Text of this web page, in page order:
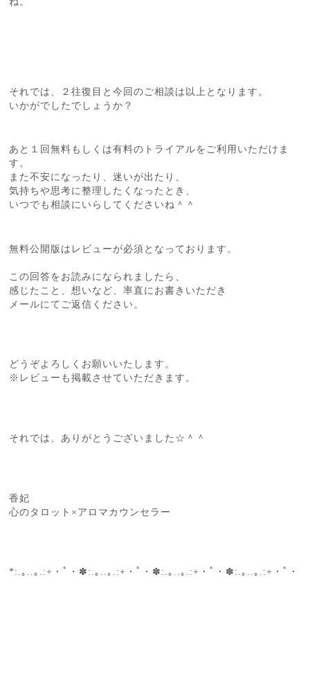
それでは、２往復目と今回のご相談は以上となります。
いかがでしたでしょうか？
あと１回無料もしくは有料のトライアルをご利用いただけま
す。
また不安になったり、迷いが出たり、
気持ちや思考に整理したくなったとき、
いつでも相談にいらしてくださいね＾＾
無料公開版はレビューが必須となっております。
この回答をお読みになられましたら、
感じたこと、想いなど、率直にお書きいただき
メールにてご返信ください。
どうぞよろしくお願いいたします。
※レビューも掲載させていただきます。
それでは、ありがとうございました☆＾＾
香妃
心のタロット×アロマカウンセラー
*:.｡..｡.:+・ﾟ・✽:.｡..｡.:+・ﾟ・✽:.｡..｡.:+・ﾟ・✽:.｡..｡.:+・ﾟ・